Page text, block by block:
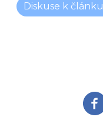
Diskuse k článku